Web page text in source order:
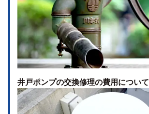
井戸ポンプの交換修理の費用について